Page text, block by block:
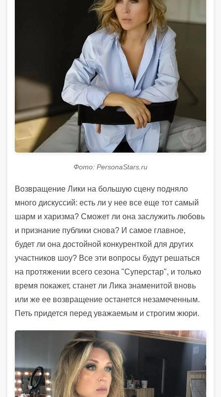
Фото: PersonaStars.ru
Возвращение Лики на большую сцену подняло
много дискуссий: есть ли у нее все еще тот самый
шарм и харизма? Сможет ли она заслужить любовь
и признание публики снова? И самое главное,
будет ли она достойной конкуренткой для других
участников шоу? Все эти вопросы будут решаться
на протяжении всего сезона "Суперстар", и только
время покажет, станет ли Лика знаменитой вновь
или же ее возвращение останется незамеченным.
Петь придется перед уважаемым и строгим жюри.